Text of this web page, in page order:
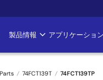
Main
navigation
製品情報 アプリケーション
74FCT139T 74FCT139TP